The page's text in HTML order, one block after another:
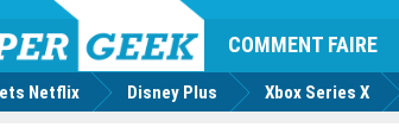
COMMENT FAIRE
Netflix Disney Plus Xbox Series X
Dark
Mode